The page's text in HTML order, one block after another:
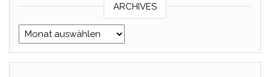
ARCHIVES
Archives